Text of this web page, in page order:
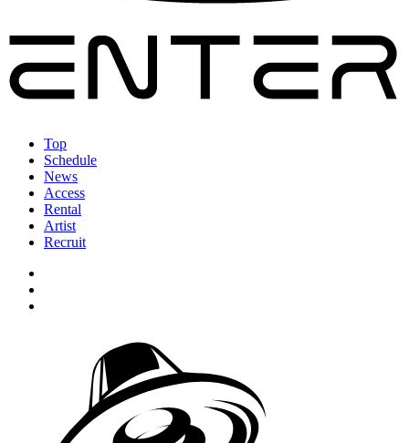
Top
Schedule
News
Access
Rental
Artist
Recruit